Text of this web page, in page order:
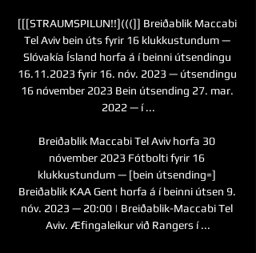
[[[STRAUMSPILUN!!](((]] Breiðablik Maccabi
Tel Aviv bein úts fyrir 16 klukkustundum —
Slóvakía Ísland horfa á í beinni útsendingu
16.11.2023 fyrir 16. nóv. 2023 — útsendingu
16 nóvember 2023 Bein útsending 27. mar.
2022 — í ...
Breiðablik Maccabi Tel Aviv horfa 30
nóvember 2023 Fótbolti fyrir 16
klukkustundum — [bein útsending=]
Breiðablik KAA Gent horfa á í beinni útsen 9.
nóv. 2023 — 20:00 | Breiðablik-Maccabi Tel
Aviv. Æfingaleikur við Rangers í ...